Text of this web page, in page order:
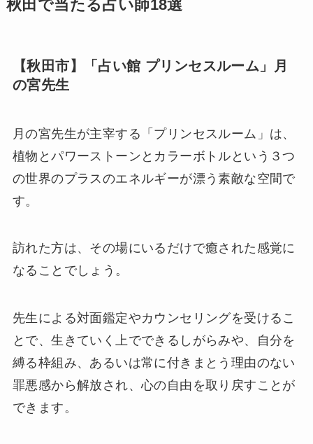
秋田で当たる占い師18選
【秋田市】「占い館 プリンセスルーム」月
の宮先生
月の宮先生が主宰する「プリンセスルーム」は、
植物とパワーストーンとカラーボトルという３つ
の世界のプラスのエネルギーが漂う素敵な空間で
す。
訪れた方は、その場にいるだけで癒された感覚に
なることでしょう。
先生による対面鑑定やカウンセリングを受けるこ
とで、生きていく上でできるしがらみや、自分を
縛る枠組み、あるいは常に付きまとう理由のない
罪悪感から解放され、心の自由を取り戻すことが
できます。